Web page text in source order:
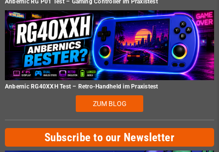
Anbernic RG P01 Test – Gaming Controller im Praxistest
Anbernic RG40XXH Test – Retro-Handheld im Praxistest
ZUM BLOG
Subscribe to our Newsletter